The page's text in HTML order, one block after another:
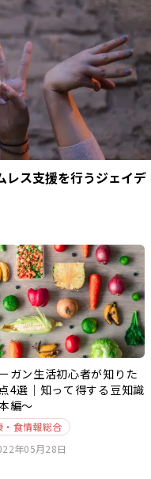
レス支援を行うジェイデ
ガン生活初心者が知りた
4選｜知って得する豆知識
編～
・食情報総合
年05月28日